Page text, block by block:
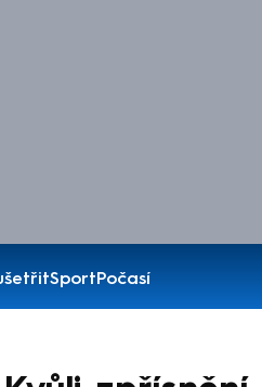
SportPočasí